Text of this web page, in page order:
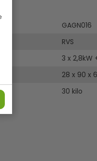
GAGN016
RVS
3 x 2,8kW
28 x 90 x
30 kilo